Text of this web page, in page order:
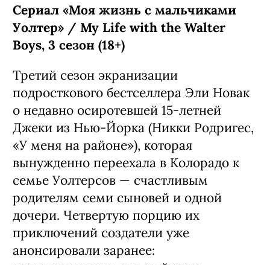
Сериал «Моя жизнь с мальчиками
Уолтер» / My Life with the Walter
Boys, 3 сезон (18+)